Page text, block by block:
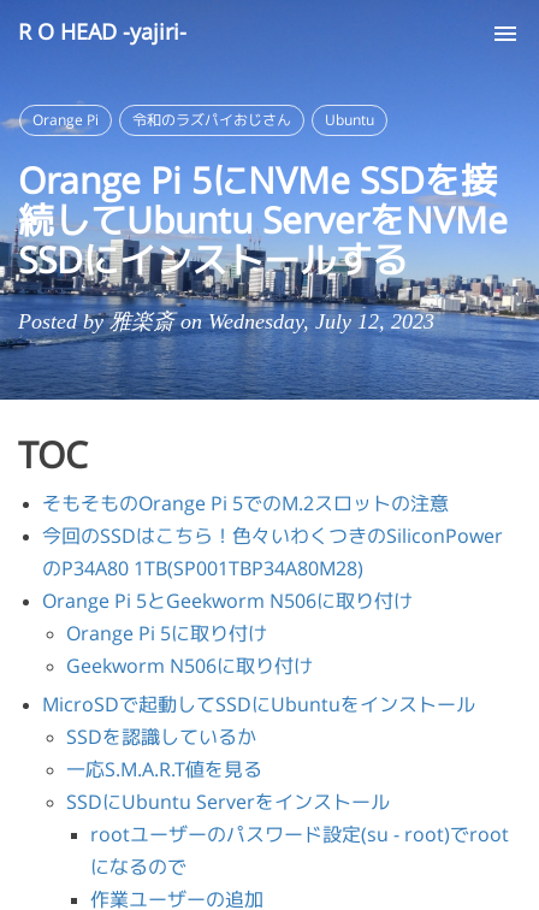
R O HEAD -yajiri-
Orange Pi 令和のラズパイおじさん Ubuntu
Orange Pi 5にNVMe SSDを接
続してUbuntu ServerをNVMe
SSDにインストールする
Posted by 雅楽斎 on Wednesday, July 12, 2023
TOC
そもそものOrange Pi 5でのM.2スロットの注意
今回のSSDはこちら！色々いわくつきのSiliconPower
のP34A80 1TB(SP001TBP34A80M28)
Orange Pi 5とGeekworm N506に取り付け
Orange Pi 5に取り付け
Geekworm N506に取り付け
MicroSDで起動してSSDにUbuntuをインストール
SSDを認識しているか
一応S.M.A.R.T値を見る
SSDにUbuntu Serverをインストール
rootユーザーのパスワード設定(su - root)でroot
になるので
作業ユーザーの追加